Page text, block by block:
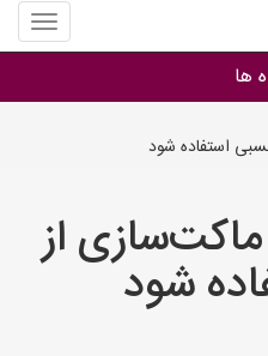
منوی
سایت
چسب
ها
ها
ها
استفاده شود
از
شود